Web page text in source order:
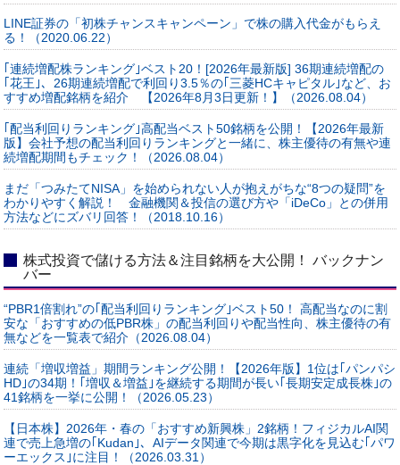
LINE証券の「初株チャンスキャンペーン」で株の購入代金がもらえ
る！（2020.06.22）
｢連続増配株ランキング｣ベスト20！[2026年最新版] 36期連続増配の
｢花王｣、26期連続増配で利回り3.5％の｢三菱HCキャピタル｣など、お
すすめ増配銘柄を紹介 【2026年8月3日更新！】（2026.08.04）
｢配当利回りランキング｣高配当ベスト50銘柄を公開！【2026年最新
版】会社予想の配当利回りランキングと一緒に、株主優待の有無や連
続増配期間もチェック！（2026.08.04）
まだ「つみたてNISA」を始められない人が抱えがちな“8つの疑問”を
わかりやすく解説！ 金融機関＆投信の選び方や「iDeCo」との併用
方法などにズバリ回答！（2018.10.16）
株式投資で儲ける方法＆注目銘柄を大公開！ バックナン
バー
“PBR1倍割れ”の｢配当利回りランキング｣ベスト50！ 高配当なのに割
安な「おすすめの低PBR株」の配当利回りや配当性向、株主優待の有
無などを一覧表で紹介（2026.08.04）
連続「増収増益」期間ランキング公開！【2026年版】1位は｢パンパシ
HD｣の34期！｢増収＆増益｣を継続する期間が長い｢長期安定成長株｣の
41銘柄を一挙に公開！（2026.05.23）
【日本株】2026年・春の「おすすめ新興株」2銘柄！フィジカルAI関
連で売上急増の｢Kudan｣、AIデータ関連で今期は黒字化を見込む｢パワ
ーエックス｣に注目！（2026.03.31）